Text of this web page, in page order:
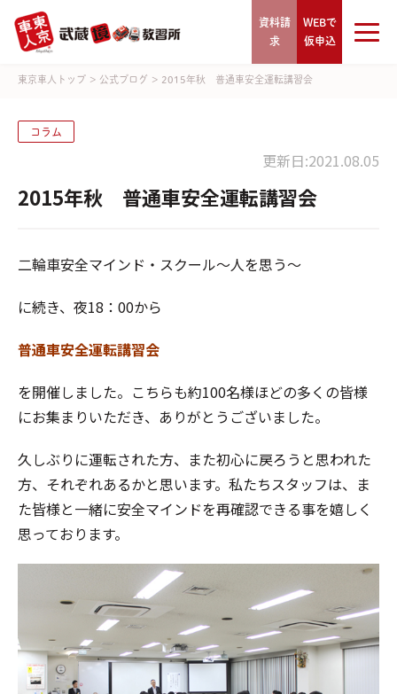
資料請
求
WEBで
仮申込
東京車人トップ > 公式ブログ > 2015年秋 普通車安全運転講習会
コラム
更新日:2021.08.05
2015年秋 普通車安全運転講習会
二輪車安全マインド・スクール～人を思う～
に続き、夜18：00から
普通車安全運転講習会
を開催しました。こちらも約100名様ほどの多くの皆様
にお集まりいただき、ありがとうございました。
久しぶりに運転された方、また初心に戻ろうと思われた
方、それぞれあるかと思います。私たちスタッフは、ま
た皆様と一緒に安全マインドを再確認できる事を嬉しく
思っております。